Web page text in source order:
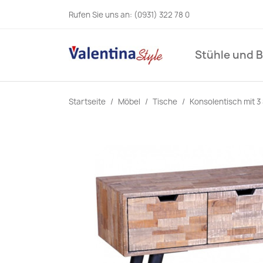
Rufen Sie uns an: (0931) 322 78 0
Stühle und
Startseite Möbel Tische Konsolentisch mit